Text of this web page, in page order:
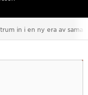
in i en ny era av